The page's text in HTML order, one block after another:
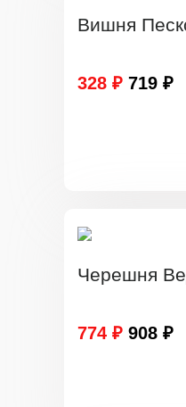
Вишня
328 ₽ 719 ₽
Черешня
774 ₽ 908 ₽